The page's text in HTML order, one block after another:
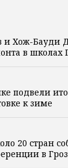
Хож-Бауди
в школах
подвели
к зиме
20 стран
в